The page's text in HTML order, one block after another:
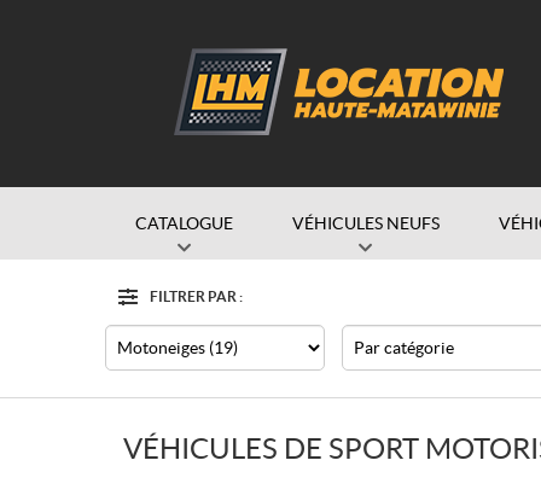
CATALOGUE VÉHICULES NEUFS
FILTRER PAR :
Filtre
VÉHICULES DE SPORT